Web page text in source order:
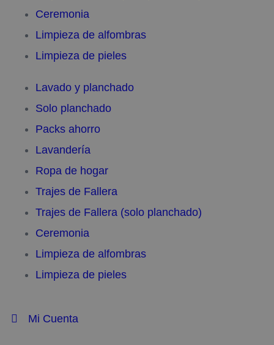
Ceremonia
Limpieza de alfombras
Limpieza de pieles
Lavado y planchado
Solo planchado
Packs ahorro
Lavandería
Ropa de hogar
Trajes de Fallera
Trajes de Fallera (solo planchado)
Ceremonia
Limpieza de alfombras
Limpieza de pieles
Mi Cuenta